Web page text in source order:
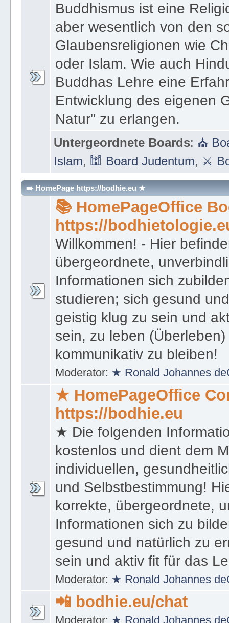
⛺ Board Buddhismus
Buddhismus ist eine
aber wesentlich von den
Glaubensreligionen wie
oder Islam. Wie auch
Buddhas Lehre eine
Entwicklung des eigenen
Natur" zu erlangen.
Untergeordnete Boards:⛪
Islam,🕍 Board Judentum,⚔
➡️ HomePage https://bodhie.eu ★
📚 HomePageOffice
https://
Willkommen! - Hier
übergeordnete,
Informationen sich
studieren; sich gesund
geistig klug zu sein und
sein, zu leben
kommunikativ zu bleiben!
Moderator:★ Ronald Johannes
★ HomePageOffice
https://bodhie.eu
★ Die folgenden
kostenlos und dient dem
individuellen,
und Selbstbestimmung!
korrekte, übergeordnete,
Informationen sich zu
gesund und natürlich zu
sein und aktiv fit für das
Moderator:★ Ronald Johannes